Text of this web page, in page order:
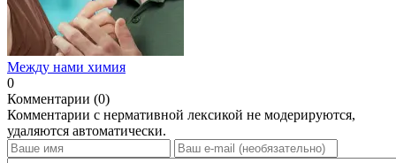
Между нами химия
0
Комментарии (0)
Комментарии с нермативной лексикой не модерируются,
удаляются автоматически.